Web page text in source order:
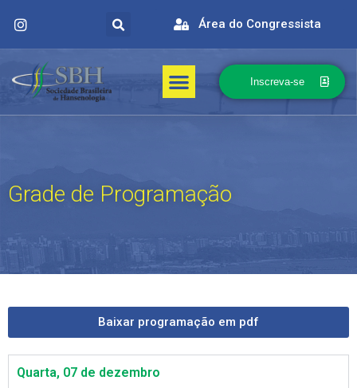
Área do Congressista
Inscreva-se
Grade de Programação
Baixar programação em pdf
Quarta, 07 de dezembro